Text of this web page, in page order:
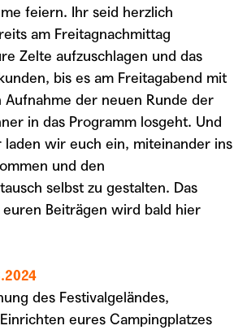
feiern. Ihr seid herzlich
am Freitagnachmittag
Zelte aufzuschlagen und das
bis es am Freitagabend mit
der neuen Runde der
in das Programm losgeht. Und
laden wir euch ein, miteinander ins
und den
selbst zu gestalten. Das
Beiträgen wird bald hier
des Festivalgeländes,
eures Campingplatzes